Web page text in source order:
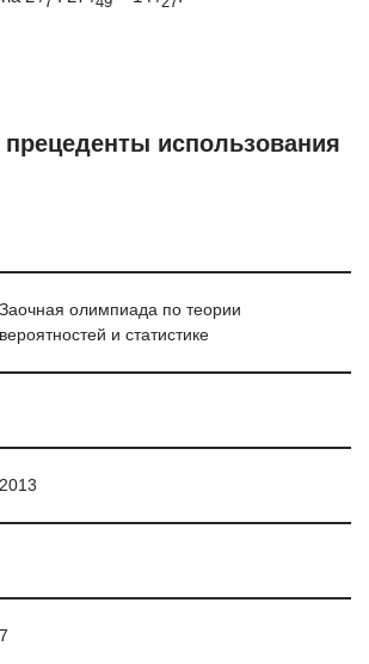
прецеденты использования
Заочная олимпиада по теории
вероятностей и статистике
2013
7